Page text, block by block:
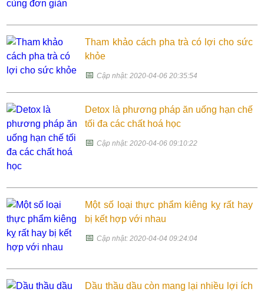
Tham khảo cách pha trà có lợi cho sức
khỏe
📅Cập nhật: 2020-04-06 20:35:54
Detox là phương pháp ăn uống hạn chế
tối đa các chất hoá học
📅Cập nhật: 2020-04-06 09:10:22
Một số loại thực phẩm kiêng kỵ rất hay
bị kết hợp với nhau
📅Cập nhật: 2020-04-04 09:24:04
Dầu thầu dầu còn mang lại nhiều lợi ích